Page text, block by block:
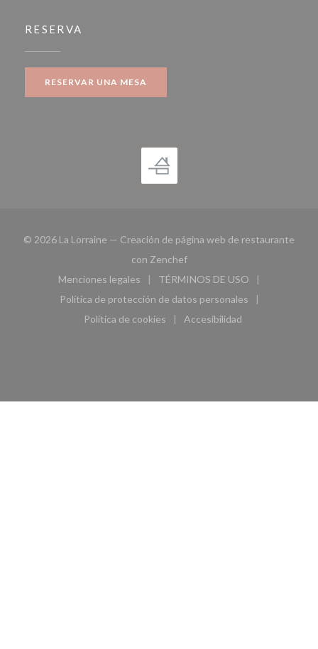
RESERVA
RESERVAR UNA MESA
© 2026 La Lorraine — Creación de página web de restaurante
con Zenchef((abre en una nueva ventana))
Menciones legales
((abre en una nueva ventana))
TÉRMINOS DE USO
((abre en una nueva
Política de protección de datos personales
((abre en una nueva ventana))
Política de cookies
((abre en una nueva ventana))
Accesibilidad